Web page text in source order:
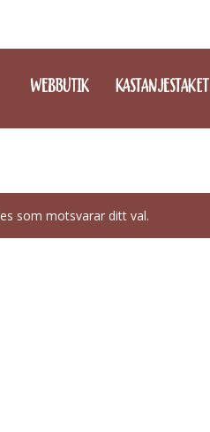
WEBBUTIK KASTANJESTAKET
som motsvarar ditt val.